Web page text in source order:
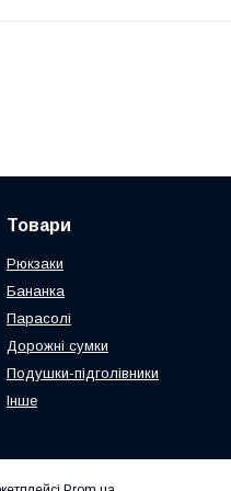
Товари
Рюкзаки
Бананка
Парасолі
Дорожні сумки
Подушки-підголівники
Інше